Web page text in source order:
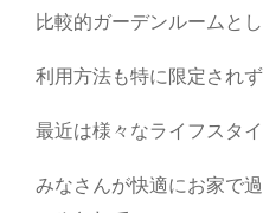
比較的ガーデンルームと
利用方法も特に限定され
最近は様々なライフスタ
みなさんが快適にお家で